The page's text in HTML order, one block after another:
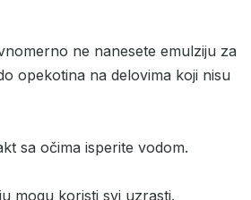
ne nanesete emulziju za
opekotina na delovima koji nisu
sa očima isperite vodom.
mogu koristi svi uzrasti.